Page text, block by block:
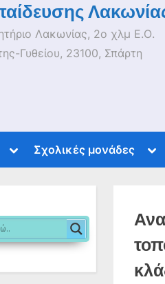
Λακωνίας, 2ο χλμ Ε.Ο.
Γυθείου, 23100, Σπάρτη
Toggle
menu
Σχολικές μονάδες